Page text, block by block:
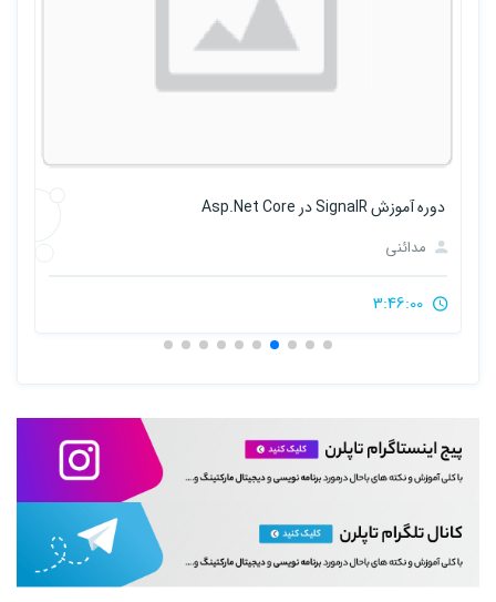
دوره آموزش SignalR در Asp.Net Core
مدائنی